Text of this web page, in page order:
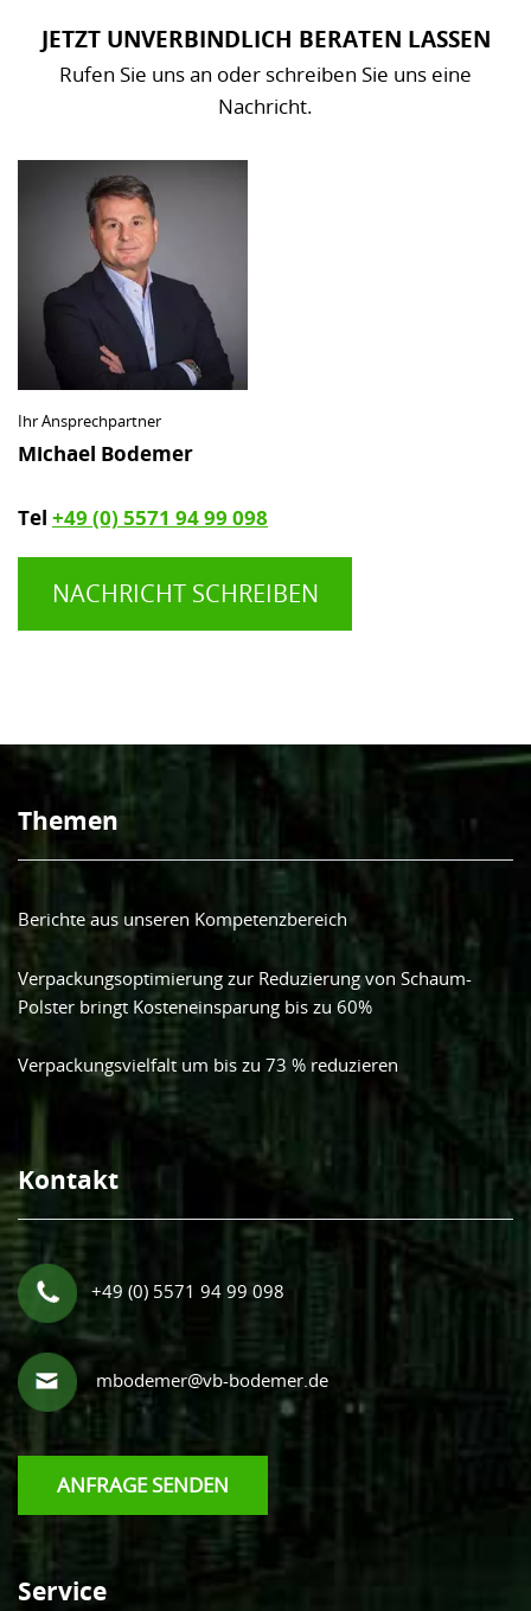
JETZT UNVERBINDLICH BERATEN LASSEN
Rufen Sie uns an oder schreiben Sie uns eine
Nachricht.
Ihr Ansprechpartner
Michael Bodemer
Tel +49 (0) 5571 94 99 098
NACHRICHT SCHREIBEN
Themen
Berichte aus unseren Kompetenzbereich
Verpackungsoptimierung zur Reduzierung von Schaum-
Polster bringt Kosteneinsparung bis zu 60%
Verpackungsvielfalt um bis zu 73 % reduzieren
Kontakt
+49 (0) 5571 94 99 098
mbodemer@vb-bodemer.de
ANFRAGE SENDEN
Service